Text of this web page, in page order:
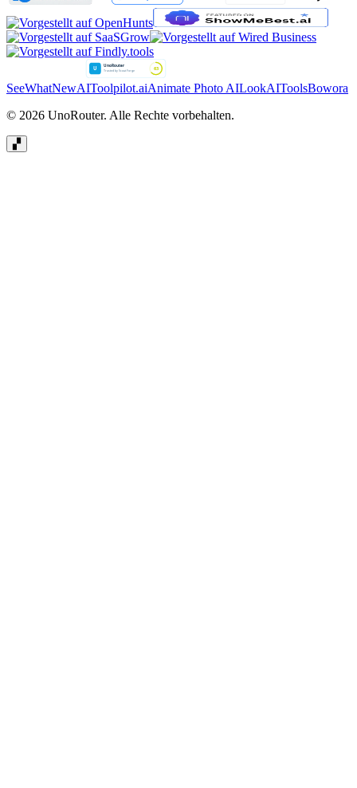
SeeWhatNewAIToolpilot.aiAnimate Photo AILookAIToolsBowora
© 2026 UnoRouter. Alle Rechte vorbehalten.
▞